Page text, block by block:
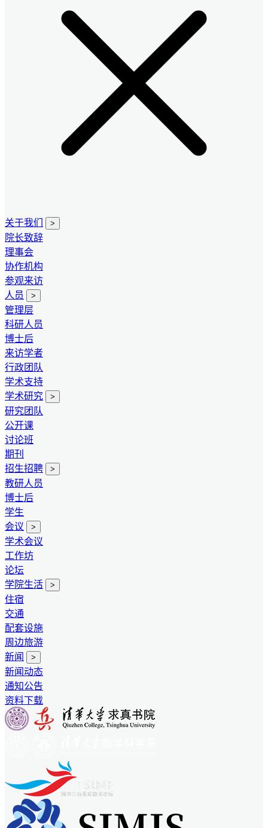
关于我们 >
院长致辞
理事会
协作机构
参观来访
人员
>
管理层
科研人员
博士后
来访学者
行政团队
学术支持
学术研究
>
研究团队
公开课
讨论班
期刊
招生招聘
>
教研人员
博士后
学生
会议
>
学术会议
工作坊
论坛
学院生活
>
住宿
交通
配套设施
周边旅游
新闻
>
新闻动态
通知公告
资料下载